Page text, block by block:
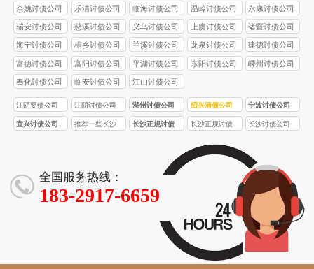
公司
公司
公司
公司
余姚讨债公司 乐清讨债公司 临海讨债公司 温岭讨债公司 永康讨债公司
瑞安讨债公司 慈溪讨债公司 义乌讨债公司 上虞讨债公司 诸暨讨债公司
海宁讨债公司 桐乡讨债公司 兰溪讨债公司 龙泉讨债公司 建德讨债公司
富德讨债公司 富阳讨债公司 平湖讨债公司 东阳讨债公司 嵊州讨债公司
奉化讨债公司 临安讨债公司 江山讨债公司
江阴要债公司 江阴讨债公司 湖州讨债公司 绍兴清债公司 宁波讨债公司
宜兴讨债公司
推荐一些长沙
长沙正规讨债
长沙正规讨债
比非正规公司
长沙讨债公司
怎样的？
全国服务热线：
183-2917-6659